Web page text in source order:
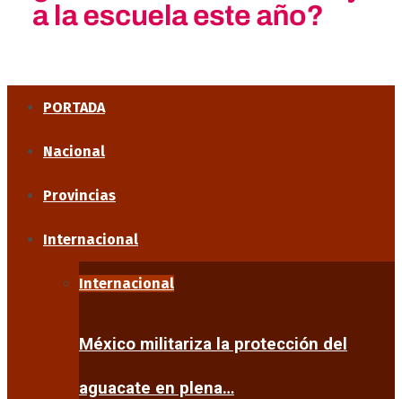
PORTADA
Nacional
Provincias
Internacional
Internacional
México militariza la protección del
aguacate en plena…